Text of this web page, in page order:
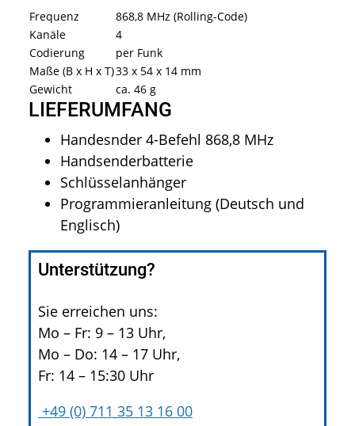
Frequenz
868,8 MHz (Rolling-Code)
Kanäle
4
Codierung
per Funk
Maße (B x H x T)33 x 54 x 14 mm
Gewicht
ca. 46 g
LIEFERUMFANG
Handesnder 4-Befehl 868,8 MHz
Handsenderbatterie
Schlüsselanhänger
Programmieranleitung (Deutsch und
Englisch)
Unterstützung?
Sie erreichen uns:
Mo – Fr: 9 – 13 Uhr,
Mo – Do: 14 – 17 Uhr,
Fr: 14 – 15:30 Uhr
+49 (0) 711 35 13 16 00